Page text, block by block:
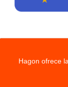
Hagon ofrece